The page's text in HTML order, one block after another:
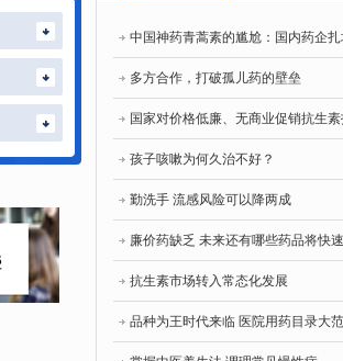
中国神药青蒿素的尴尬：国内药企
多方合作，打破孤儿药的壁垒
国家对价格低廉、无商业促销抗生
孩子咳嗽为何久治不好？
勤洗手 流感风险可以降两成
廉价药缺乏 未来还有哪些药品将快
抗生素市场转入常态化发展
品种为王时代来临 医院用药目录大